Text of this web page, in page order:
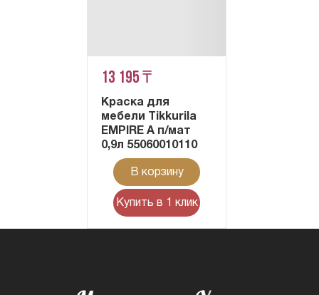
13 195 ₸
Краска для
мебели Tikkurila
EMPIRE A п/мат
0,9л 55060010110
В корзину
Купить в 1 клик